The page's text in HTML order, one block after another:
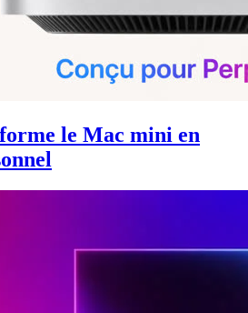
le Mac mini en